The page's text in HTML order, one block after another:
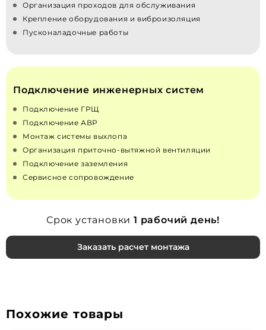
Организация проходов для обслуживания
Крепление оборудования и виброизоляция
Пусконаладочные работы
Подключение инженерных систем
Подключение ГРЩ
Подключение АВР
Монтаж системы выхлопа
Организация приточно‑вытяжной вентиляции
Подключение заземления
Сервисное сопровождение
Срок установки 1 рабочий день!
Заказать расчет монтажа
Похожие товары